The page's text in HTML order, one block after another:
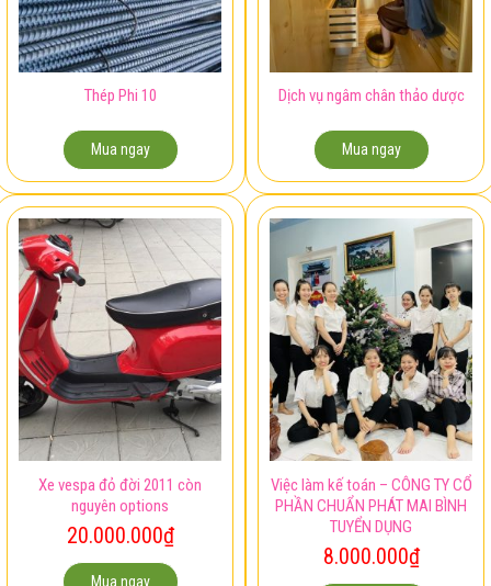
Xe vespa đỏ đời 2011 còn
nguyên options
20.000.000₫
Việc làm kế toán – CÔNG TY CỔ
PHẦN CHUẨN PHÁT MAI BÌNH
TUYỂN DỤNG
8.000.000₫